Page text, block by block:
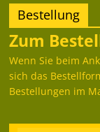
Bestellung
Zum
Wenn Sie beim
sich das
Bestellungen im